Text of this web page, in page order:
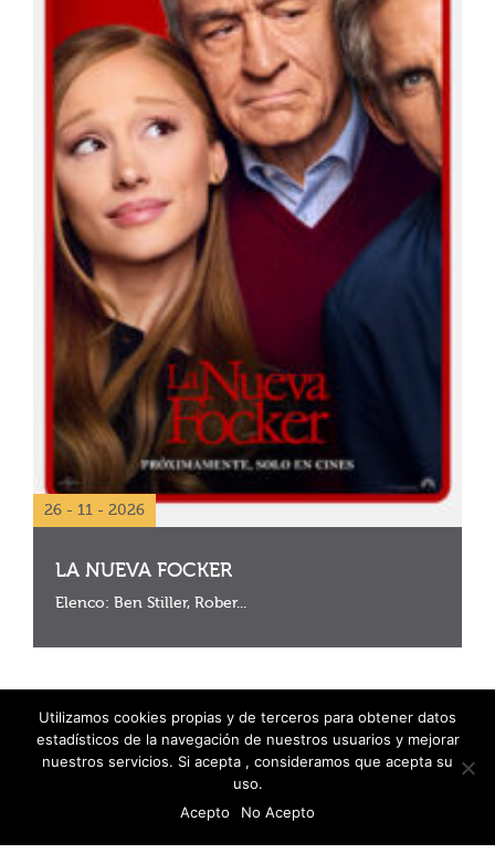
26 - 11 - 2026
LA NUEVA FOCKER
Elenco: Ben Stiller, Rober...
© 2026 Fanáticos del Cine - Todos los derechos reservados
Utilizamos cookies propias y de terceros para obtener datos
estadísticos de la navegación de nuestros usuarios y mejorar
nuestros servicios. Si acepta , consideramos que acepta su
uso.
Acepto
No Acepto